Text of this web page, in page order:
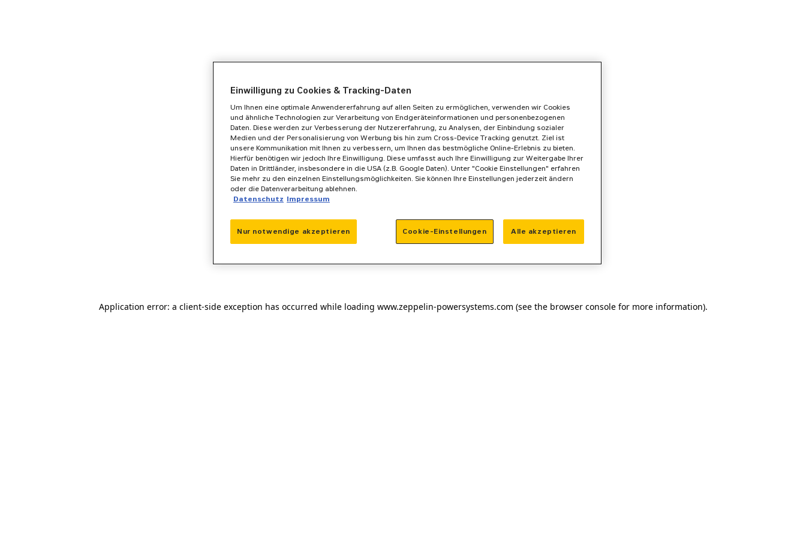
Application error: a client-side exception has occurred while loading www.zeppelin-powersystems.com (see the browser consolefor more information).
Einwilligung zu Cookies & Tracking-Daten
Um Ihnen eine optimale Anwendererfahrung auf allen Seiten zu ermöglichen, verwenden wir Cookies
und ähnliche Technologien zur Verarbeitung von Endgeräteinformationen und personenbezogenen
Daten. Diese werden zur Verbesserung der Nutzererfahrung, zu Analysen, der Einbindung sozialer
Medien und der Personalisierung von Werbung bis hin zum Cross-Device Tracking genutzt. Ziel ist
unsere Kommunikation mit Ihnen zu verbessern, um Ihnen das bestmögliche Online-Erlebnis zu bieten.
Hierfür benötigen wir jedoch Ihre Einwilligung. Diese umfasst auch Ihre Einwilligung zur Weitergabe Ihrer
Daten in Drittländer, insbesondere in die USA (z.B. Google Daten). Unter "Cookie Einstellungen" erfahren
Sie mehr zu den einzelnen Einstellungsmöglichkeiten. Sie können Ihre Einstellungen jederzeit ändern
oder die Datenverarbeitung ablehnen.
Datenschutz Impressum
Nur notwendige akzeptieren Alle akzeptieren
Cookie-Einstellungen